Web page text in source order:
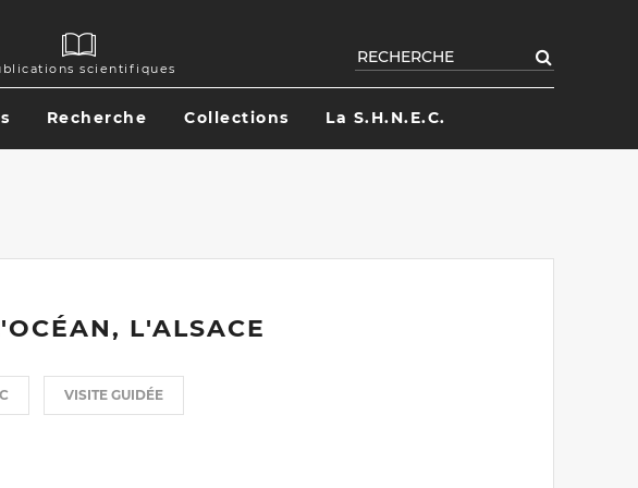
scientifiques
Rechercher
Recherche Collections La S.H.N.E.C.
L'ALSACE
VISITE GUIDÉE